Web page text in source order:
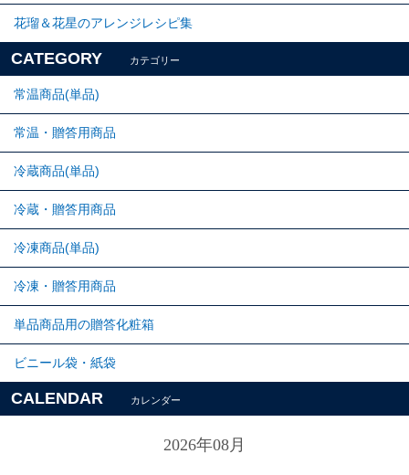
花瑠＆花星のアレンジレシピ集
CATEGORY カテゴリー
常温商品(単品)
常温・贈答用商品
冷蔵商品(単品)
冷蔵・贈答用商品
冷凍商品(単品)
冷凍・贈答用商品
単品商品用の贈答化粧箱
ビニール袋・紙袋
CALENDAR カレンダー
2026年08月